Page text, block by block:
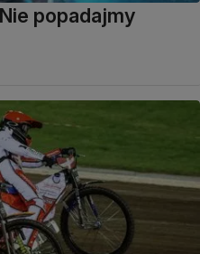
popadajmy